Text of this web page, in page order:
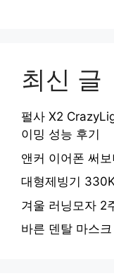
최신 글
펄사 X2
이밍 성능 후기
앤커 이어폰 써
대형제빙기
겨울 러닝모자 2
바른 덴탈 마스